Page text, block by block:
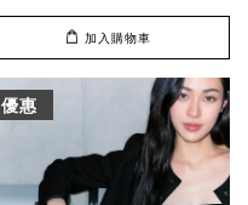
加入購物車
優惠